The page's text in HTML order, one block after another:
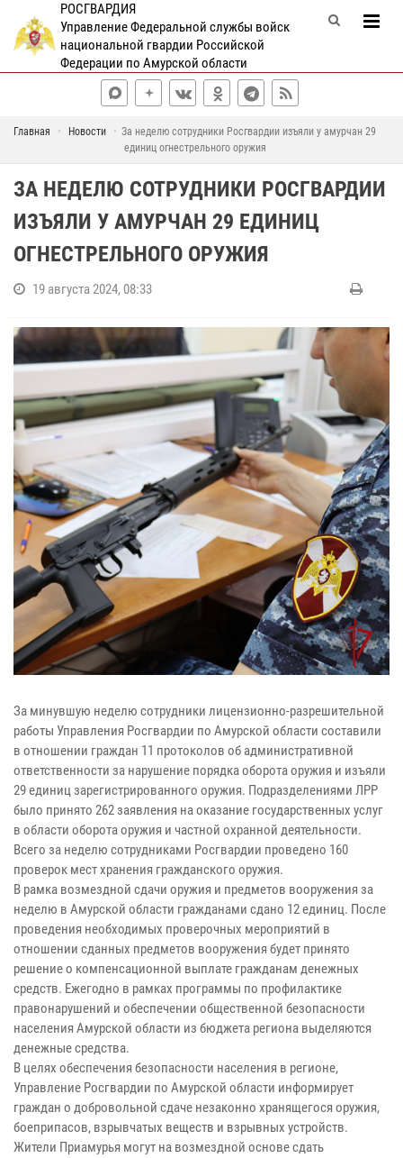
РОСГВАРДИЯ
Управление Федеральной службы войск
национальной гвардии Российской
Федерации по Амурской области
Главная Новости
За неделю сотрудники Росгвардии изъяли у амурчан 29
единиц огнестрельного оружия
ЗА НЕДЕЛЮ СОТРУДНИКИ РОСГВАРДИИ
ИЗЪЯЛИ У АМУРЧАН 29 ЕДИНИЦ
ОГНЕСТРЕЛЬНОГО ОРУЖИЯ
19 августа 2024, 08:33
За минувшую неделю сотрудники лицензионно-разрешительной
работы Управления Росгвардии по Амурской области составили
в отношении граждан 11 протоколов об административной
ответственности за нарушение порядка оборота оружия и изъяли
29 единиц зарегистрированного оружия. Подразделениями ЛРР
было принято 262 заявления на оказание государственных услуг
в области оборота оружия и частной охранной деятельности.
Всего за неделю сотрудниками Росгвардии проведено 160
проверок мест хранения гражданского оружия.
В рамка возмездной сдачи оружия и предметов вооружения за
неделю в Амурской области гражданами сдано 12 единиц. После
проведения необходимых проверочных мероприятий в
отношении сданных предметов вооружения будет принято
решение о компенсационной выплате гражданам денежных
средств. Ежегодно в рамках программы по профилактике
правонарушений и обеспечении общественной безопасности
населения Амурской области из бюджета региона выделяются
денежные средства.
В целях обеспечения безопасности населения в регионе,
Управление Росгвардии по Амурской области информирует
граждан о добровольной сдаче незаконно хранящегося оружия,
боеприпасов, взрывчатых веществ и взрывных устройств.
Жители Приамурья могут на возмездной основе сдать